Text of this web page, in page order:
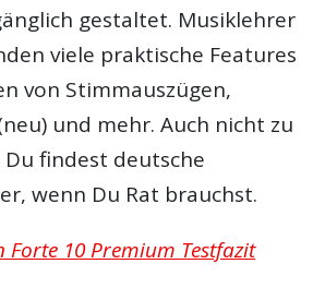
gestaltet. Musiklehrer
viele praktische Features
von Stimmauszügen,
und mehr. Auch nicht zu
findest deutsche
wenn Du Rat brauchst.
10 Premium Testfazit